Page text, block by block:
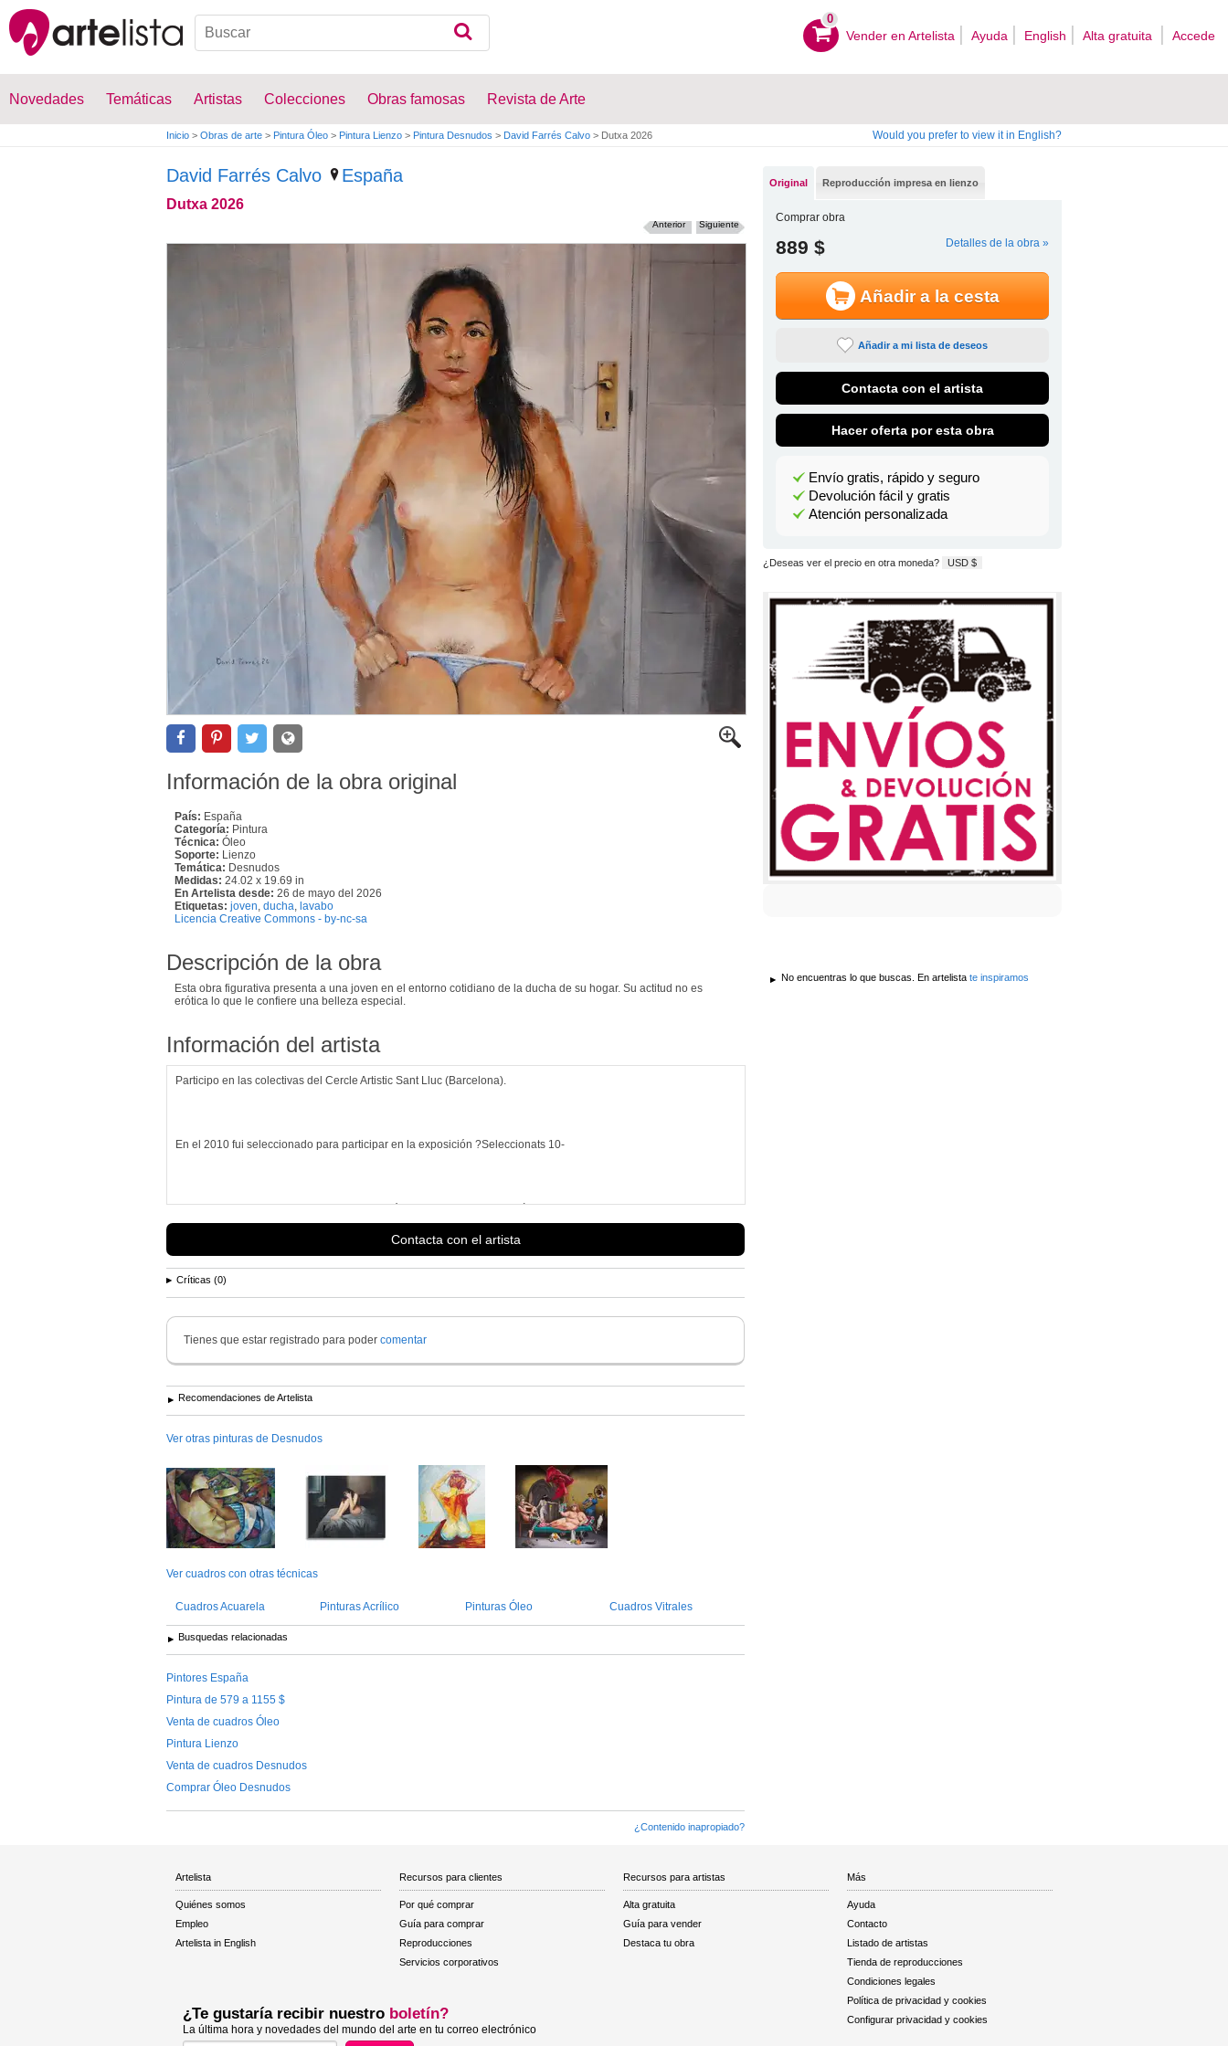
0
Vender en Artelista Ayuda English Alta gratuita Accede
Novedades Temáticas Artistas Colecciones Obras famosas Revista de Arte
Inicio > Obras de arte > Pintura Óleo > Pintura Lienzo > Pintura Desnudos > David Farrés Calvo > Dutxa 2026 Would you prefer to view it in English?
David Farrés Calvo España
Dutxa 2026
Siguiente
Anterior
Información de la obra original
País: España
Categoría: Pintura
Técnica: Óleo
Soporte: Lienzo
Temática: Desnudos
Medidas: 24.02 x 19.69 in
En Artelista desde: 26 de mayo del 2026
Etiquetas: joven ducha lavabo
Licencia Creative Commons - by-nc-sa
Descripción de la obra
Esta obra figurativa presenta a una joven en el entorno cotidiano de la ducha de su hogar. Su actitud no es
erótica lo que le confiere una belleza especial.
Información del artista
Participo en las colectivas del Cercle Artistic Sant Lluc (Barcelona).
En el 2010 fui seleccionado para participar en la exposición ?Seleccionats 10-
Proyectos futuros ? seguir con una producción reducida y selectiva. Màxima exigencia a fin de mejorar en todos
los sentidos (técnico, artístico, creativo, etc.).
-Mi verdadero anhelo es hacer algo bueno, y cuando tienes esto en la cabeza todo lo demás es poco?- Antonio
López Magazine La Vanguardia.
Contacta con el artista
Críticas (0)
Tienes que estar registrado para poder comentar
Recomendaciones de Artelista
Ver otras pinturas de Desnudos
Ver cuadros con otras técnicas
Cuadros Acuarela Pinturas Acrílico Pinturas Óleo Cuadros Vitrales
Busquedas relacionadas
Pintores España
Pintura de 579 a 1155 $
Venta de cuadros Óleo
Pintura Lienzo
Venta de cuadros Desnudos
Comprar Óleo Desnudos
¿Contenido inapropiado?
Original Reproducción impresa en lienzo
Comprar obra
889 $ Detalles de la obra »
Añadir a la cesta
Añadir a mi lista de deseos
Contacta con el artista
Hacer oferta por esta obra
Envío gratis, rápido y seguro
Devolución fácil y gratis
Atención personalizada
¿Deseas ver el precio en otra moneda? USD $
No encuentras lo que buscas. En artelista te inspiramos
Artelista
Quiénes somos
Empleo
Artelista in English
Recursos para clientes
Por qué comprar
Guía para comprar
Reproducciones
Servicios corporativos
Recursos para artistas
Alta gratuita
Guía para vender
Destaca tu obra
Más
Ayuda
Contacto
Listado de artistas
Tienda de reproducciones
Condiciones legales
Política de privacidad y cookies
Configurar privacidad y cookies
¿Te gustaría recibir nuestro boletín?
La última hora y novedades del mundo del arte en tu correo electrónico